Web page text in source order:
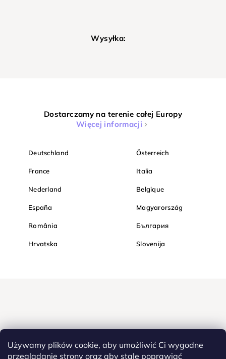
Używamy plików cookie, aby umożliwić Ci wygodne
przeglądanie strony oraz aby stale poprawiać
Wysyłka:
Dostarczamy na terenie całej Europy
Więcej informacji
Deutschland Österreich
France Italia
Nederland Belgique
España Magyarország
România България
Hrvatska Slovenija